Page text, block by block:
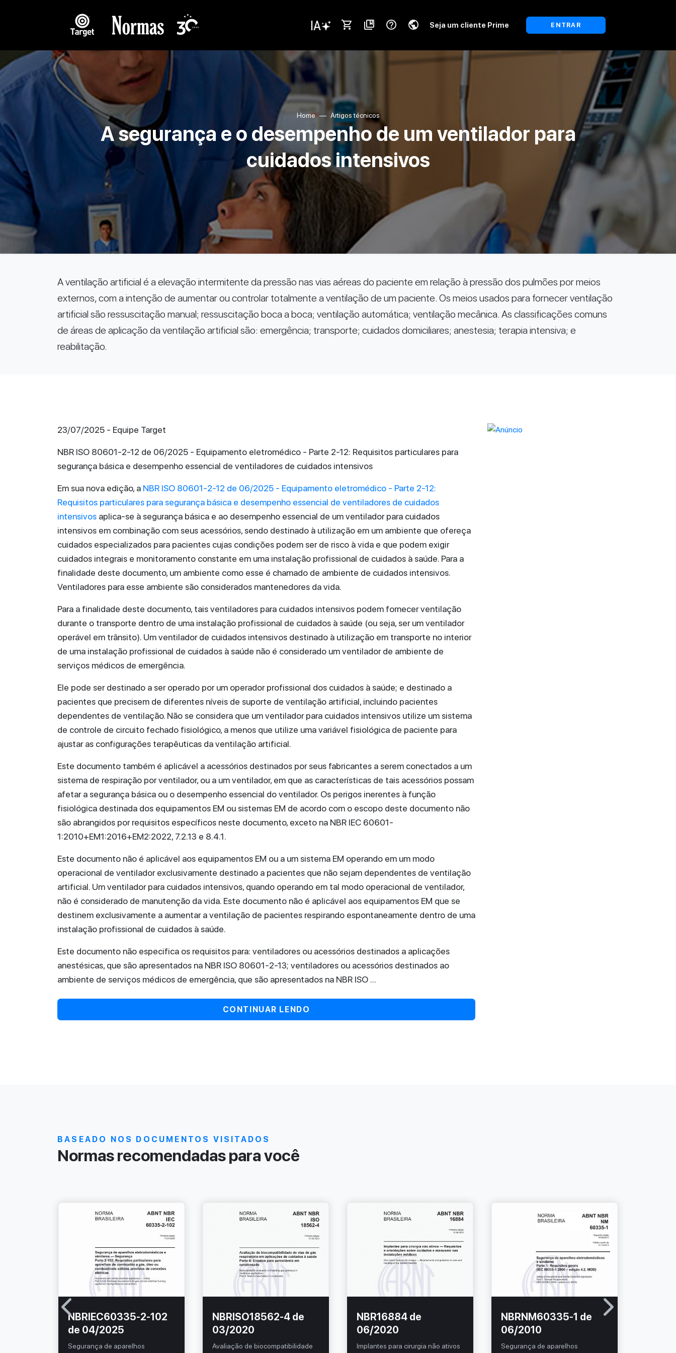
shopping_cart collections_bookmark help_outline public Seja um cliente Prime ENTRAR
Home Artigos técnicos
A segurança e o desempenho de um ventilador para
cuidados intensivos
A ventilação artificial é a elevação intermitente da pressão nas vias aéreas do paciente em relação à pressão dos pulmões por meios
externos, com a intenção de aumentar ou controlar totalmente a ventilação de um paciente. Os meios usados para fornecer ventilação
artificial são ressuscitação manual; ressuscitação boca a boca; ventilação automática; ventilação mecânica. As classificações comuns
de áreas de aplicação da ventilação artificial são: emergência; transporte; cuidados domiciliares; anestesia; terapia intensiva; e
reabilitação.
23/07/2025 - Equipe Target
NBR ISO 80601-2-12 de 06/2025 - Equipamento eletromédico - Parte 2-12: Requisitos particulares para
segurança básica e desempenho essencial de ventiladores de cuidados intensivos
Em sua nova edição, a NBR ISO 80601-2-12 de 06/2025 - Equipamento eletromédico - Parte 2-12:
Requisitos particulares para segurança básica e desempenho essencial de ventiladores de cuidados
intensivos aplica-se à segurança básica e ao desempenho essencial de um ventilador para cuidados
intensivos em combinação com seus acessórios, sendo destinado à utilização em um ambiente que ofereça
cuidados especializados para pacientes cujas condições podem ser de risco à vida e que podem exigir
cuidados integrais e monitoramento constante em uma instalação profissional de cuidados à saúde. Para a
finalidade deste documento, um ambiente como esse é chamado de ambiente de cuidados intensivos.
Ventiladores para esse ambiente são considerados mantenedores da vida.
Para a finalidade deste documento, tais ventiladores para cuidados intensivos podem fornecer ventilação
durante o transporte dentro de uma instalação profissional de cuidados à saúde (ou seja, ser um ventilador
operável em trânsito). Um ventilador de cuidados intensivos destinado à utilização em transporte no interior
de uma instalação profissional de cuidados à saúde não é considerado um ventilador de ambiente de
serviços médicos de emergência.
Ele pode ser destinado a ser operado por um operador profissional dos cuidados à saúde; e destinado a
pacientes que precisem de diferentes níveis de suporte de ventilação artificial, incluindo pacientes
dependentes de ventilação. Não se considera que um ventilador para cuidados intensivos utilize um sistema
de controle de circuito fechado fisiológico, a menos que utilize uma variável fisiológica de paciente para
ajustar as configurações terapêuticas da ventilação artificial.
Este documento também é aplicável a acessórios destinados por seus fabricantes a serem conectados a um
sistema de respiração por ventilador, ou a um ventilador, em que as características de tais acessórios possam
afetar a segurança básica ou o desempenho essencial do ventilador. Os perigos inerentes à função
fisiológica destinada dos equipamentos EM ou sistemas EM de acordo com o escopo deste documento não
são abrangidos por requisitos específicos neste documento, exceto na NBR IEC 60601-
1:2010+EM1:2016+EM2:2022, 7.2.13 e 8.4.1.
Este documento não é aplicável aos equipamentos EM ou a um sistema EM operando em um modo
operacional de ventilador exclusivamente destinado a pacientes que não sejam dependentes de ventilação
artificial. Um ventilador para cuidados intensivos, quando operando em tal modo operacional de ventilador,
não é considerado de manutenção da vida. Este documento não é aplicável aos equipamentos EM que se
destinem exclusivamente a aumentar a ventilação de pacientes respirando espontaneamente dentro de uma
instalação profissional de cuidados à saúde.
Este documento não especifica os requisitos para: ventiladores ou acessórios destinados a aplicações
anestésicas, que são apresentados na NBR ISO 80601-2-13; ventiladores ou acessórios destinados ao
ambiente de serviços médicos de emergência, que são apresentados na NBR ISO ...
CONTINUAR LENDO
BASEADO NOS DOCUMENTOS VISITADOS
Normas recomendadas para você
NBRIEC60335-2-102
de 04/2025
Segurança de aparelhos
NBRISO18562-4 de
03/2020
Avaliação de biocompatibilidade
NBR16884 de
06/2020
Implantes para cirurgia não ativos
NBRNM60335-1 de
06/2010
Segurança de aparelhos